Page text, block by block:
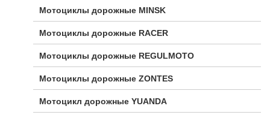
Мотоциклы дорожные MINSK
Мотоциклы дорожные RACER
Мотоциклы дорожные REGULMOTO
Мотоциклы дорожные ZONTES
Мотоцикл дорожные YUANDA